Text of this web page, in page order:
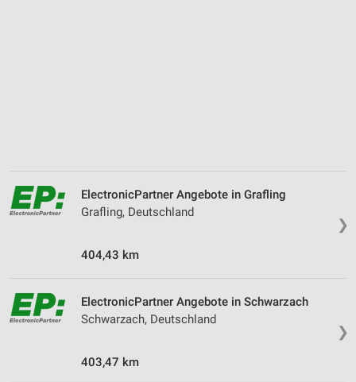
❯
ElectronicPartner Angebote in Grafling
Grafling, Deutschland
404,43 km
❯
ElectronicPartner Angebote in Schwarzach
Schwarzach, Deutschland
403,47 km